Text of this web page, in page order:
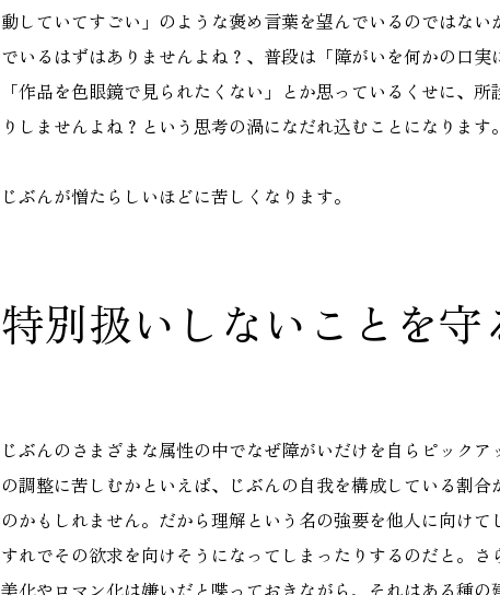
動していてすごい」のような褒め言葉を望んでいるのではな
でいるはずはありませんよね？、普段は「障がいを何かの口実
「作品を色眼鏡で見られたくない」とか思っているくせに、
りしませんよね？という思考の渦になだれ込むことになります。
じぶんが憎たらしいほどに苦しくなります。
特別扱いしないことを守
じぶんのさまざまな属性の中でなぜ障がいだけを自らピック
の調整に苦しむかといえば、じぶんの自我を構成している割合
のかもしれません。だから理解という名の強要を他人に向け
すれでその欲求を向けそうになってしまったりするのだと。さ
美化やロマン化は嫌いだと喋っておきながら、それはある種の